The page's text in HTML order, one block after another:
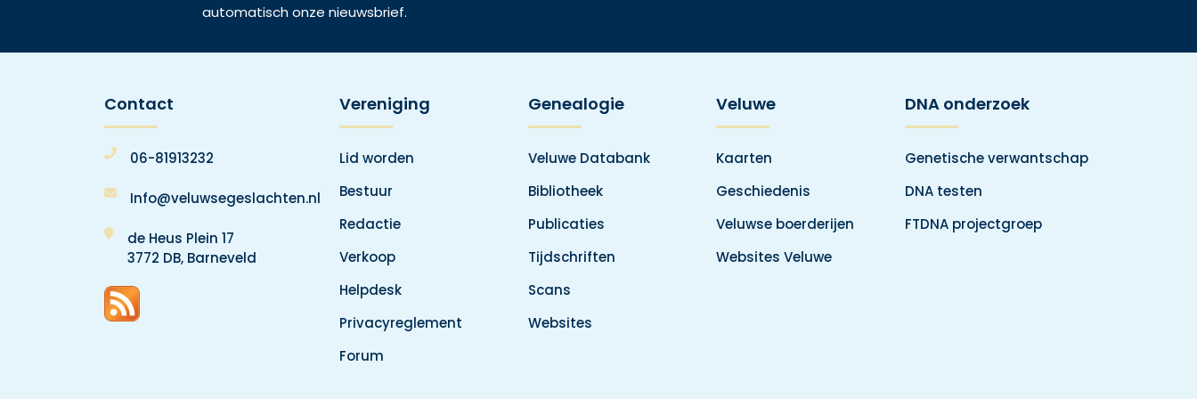
automatisch onze nieuwsbrief.
Contact
06-81913232
Info@veluwsegeslachten.nl
de Heus Plein 17
3772 DB, Barneveld
Vereniging
Lid worden
Bestuur
Redactie
Verkoop
Helpdesk
Privacyreglement
Forum
Genealogie
Veluwe Databank
Bibliotheek
Publicaties
Tijdschriften
Scans
Websites
Veluwe
Kaarten
Geschiedenis
Veluwse boerderijen
Websites Veluwe
DNA onderzoek
Genetische verwantschap
DNA testen
FTDNA projectgroep